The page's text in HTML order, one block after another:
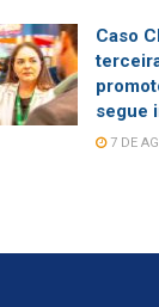
Caso
segue
7 DE